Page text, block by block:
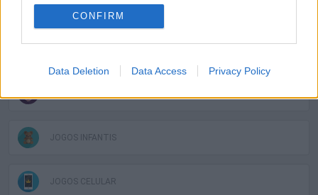
CONFIRM
Data Deletion Data Access Privacy Policy
JOGOS DE APONTAR E CLICAR
JOGOS INFANTIS
JOGOS CELULAR